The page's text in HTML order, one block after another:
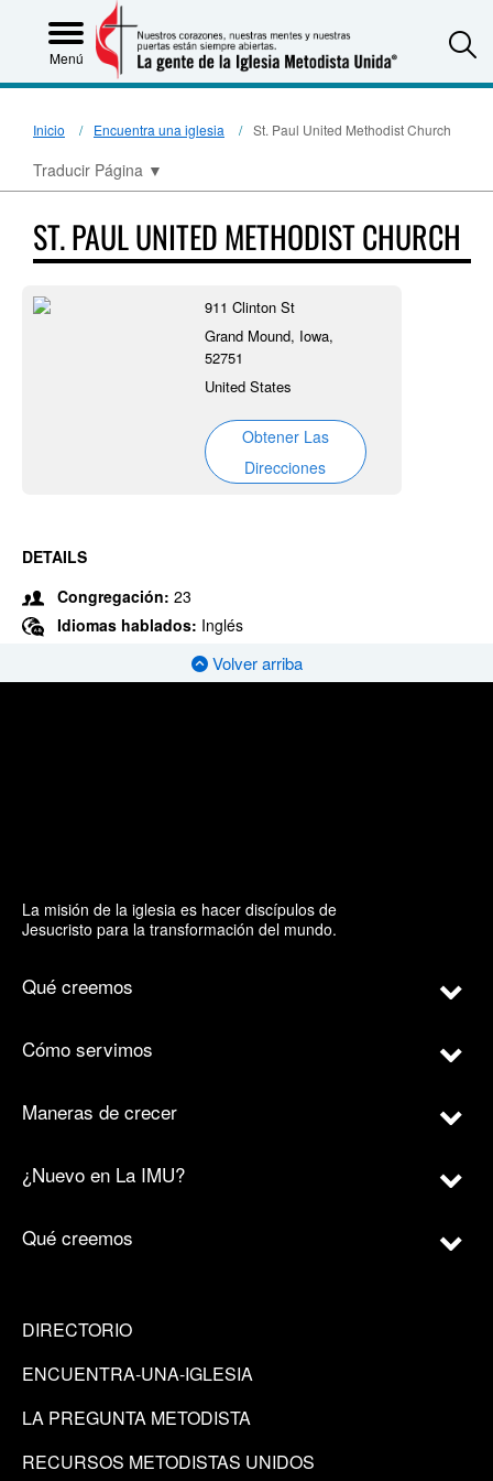
Menú
Inicio Encuentra una iglesia St. Paul United Methodist Church
Traducir Página ▼
ST. PAUL UNITED METHODIST CHURCH
911 Clinton St
Grand Mound, Iowa,
52751
United States
Obtener Las
Direcciones
DETAILS
Congregación: 23
Idiomas hablados: Inglés
Volver arriba
La misión de la iglesia es hacer discípulos de
Jesucristo para la transformación del mundo.
Qué creemos
Cómo servimos
Maneras de crecer
¿Nuevo en La IMU?
Qué creemos
DIRECTORIO
ENCUENTRA-UNA-IGLESIA
LA PREGUNTA METODISTA
RECURSOS METODISTAS UNIDOS